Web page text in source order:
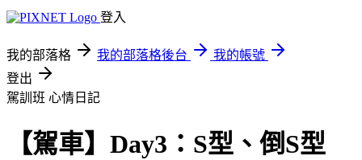
登入
我的部落格 我的部落格後台
我的帳號
登出
駕訓班 心情日記
【駕車】Day3：S型、倒S型